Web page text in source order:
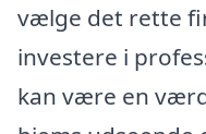
vælge det rette
investere i
kan være en